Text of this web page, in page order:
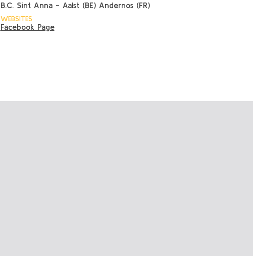
B.C. Sint Anna - Aalst (BE) Andernos (FR)
WEBSITES
Facebook Page